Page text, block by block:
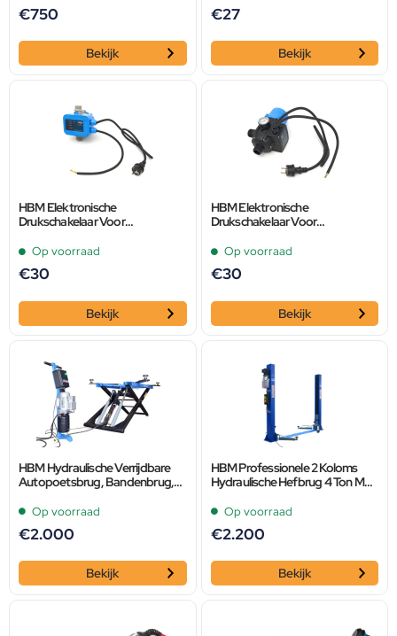
€750
Bekijk
€27
Bekijk
HBM Elektronische
Drukschakelaar Voor
Inclusief Kabels Model 1
Op voorraad
€30
Bekijk
HBM Elektronische
Drukschakelaar Voor
Inclusief Kabels Model 2
Op voorraad
€30
Bekijk
HBM Hydraulische Verrijdbare
Autopoetsbrug, Bandenbrug,
Elektronische Ontgrendeling
Op voorraad
€2.000
Bekijk
HBM Professionele 2 Koloms
Hydraulische Hefbrug 4 Ton Met
Op voorraad
€2.200
Bekijk